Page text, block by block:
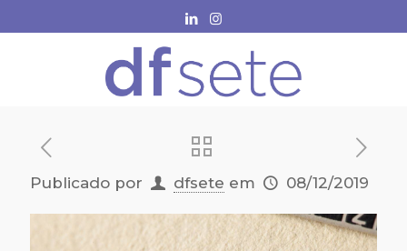
Publicado por dfsete em 08/12/2019